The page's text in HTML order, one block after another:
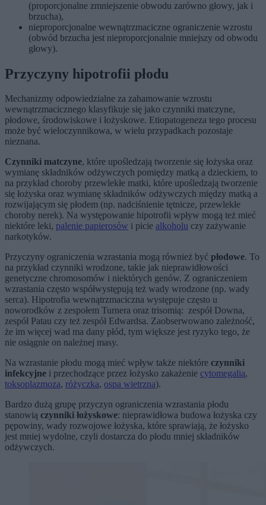
(proporcjonalne zmniejszenie obwodu zarówno głowy, jak i
brzucha),
nieproporcjonalne wewnątrzmaciczne ograniczenie wzrostu
(obwód brzucha jest nieproporcjonalnie mniejszy od obwodu
głowy).
Przyczyny hipotrofii płodu
Mechanizmy odpowiedzialne za zahamowanie wzrostu
wewnątrzmacicznego klasyfikuje się jako czynniki matczyne,
płodowe, środowiskowe i łożyskowe. Etiopatogeneza tego procesu
może być wieloczynnikowa, w wielu przypadkach pozostaje
nieznana.
Czynniki matczyne, które upośledzają tworzenie się łożyska oraz
wymianę składników odżywczych pomiędzy matką a dzieckiem, to
na przykład choroby przewlekłe matki, które upośledzają tworzenie
się łożyska oraz wymianę składników odżywczych między matką a
rozwijającym się płodem (np. nadciśnienie tętnicze, przewlekłe
choroby nerek). Na występowanie hipotrofii wpływ mogą też mieć
niektóre leki, palenie papierosów i picie alkoholu czy zażywanie
narkotyków.
Przyczyny ograniczenia wzrastania mogą również być płodowe. To
na przykład czynniki wrodzone, takie jak nieprawidłowości
genetyczne chromosomów i niektórych genów. Z ograniczeniem
wzrastania często współwystępują też wady wrodzone (np. wady
serca). Hipotrofia wewnątrzmaciczna występuje często u
noworodków z zespołem Turnera oraz trisomią: zespół Downa,
zespół Patau czy też zespół Edwardsa. Zaobserwowano zależność,
że im więcej wad ma dany płód, tym większe jest ryzyko tego, że
nie osiągnie on należnej masy.
Na wzrastanie płodu mogą mieć wpływ także niektóre czynniki
infekcyjne i przechodzące przez łożysko zakażenie cytomegalią,
toksoplazmoza, różyczka, ospa wietrzna).
Bardzo dużą grupę przyczyn ograniczenia wzrastania płodu
stanowią czynniki łożyskowe: nieprawidłowa budowa łożyska czy
pępowiny, wady rozwojowe łożyska, które sprawiają, że łożysko
jest mniej wydolne, czyli dostarcza do płodu mniej składników
odżywczych.